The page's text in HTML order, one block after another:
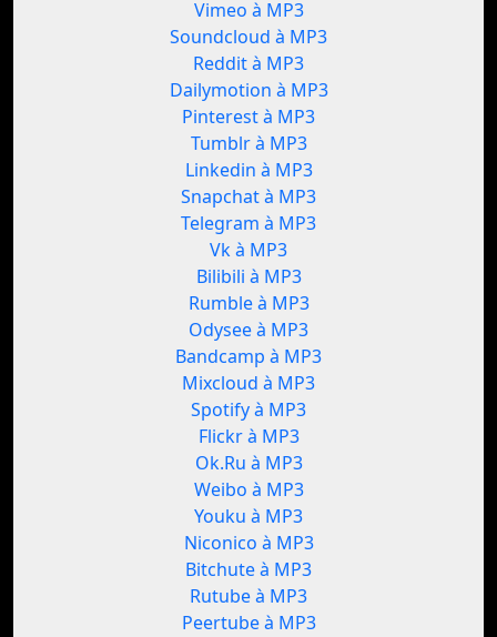
Vimeo à MP3
Soundcloud à MP3
Reddit à MP3
Dailymotion à MP3
Pinterest à MP3
Tumblr à MP3
Linkedin à MP3
Snapchat à MP3
Telegram à MP3
Vk à MP3
Bilibili à MP3
Rumble à MP3
Odysee à MP3
Bandcamp à MP3
Mixcloud à MP3
Spotify à MP3
Flickr à MP3
Ok.Ru à MP3
Weibo à MP3
Youku à MP3
Niconico à MP3
Bitchute à MP3
Rutube à MP3
Peertube à MP3